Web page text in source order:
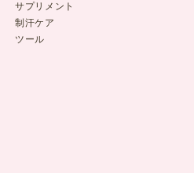
サプリメント
制汗ケア
ツール